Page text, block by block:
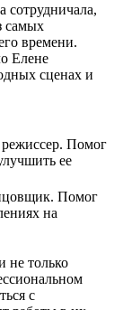
самых
времени.
Елене
сценах и
Помог
ее
Помог
на
не только
с